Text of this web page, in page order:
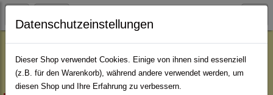
Datenschutzeinstellungen
Dieser Shop verwendet Cookies. Einige von ihnen sind essenziell
(z.B. für den Warenkorb), während andere verwendet werden, um
diesen Shop und Ihre Erfahrung zu verbessern.